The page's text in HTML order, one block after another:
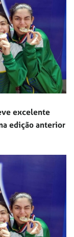
excelente
edição anterior